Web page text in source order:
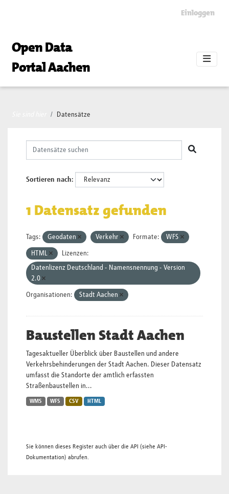
Einloggen
Open Data
Portal Aachen
Datensätze
Sortieren nach
1 Datensatz gefunden
Tags: Geodaten Verkehr Formate: WFS
HTML
Lizenzen:
Datenlizenz Deutschland - Namensnennung - Version
2.0
Organisationen: Stadt Aachen
Baustellen Stadt Aachen
Tagesaktueller Überblick über Baustellen und andere
Verkehrsbehinderungen der Stadt Aachen. Dieser Datensatz
umfasst die Standorte der amtlich erfassten
Straßenbaustellen in...
WMS WFS CSV HTML
Sie können dieses Register auch über die API (siehe API-
Dokumentation) abrufen.